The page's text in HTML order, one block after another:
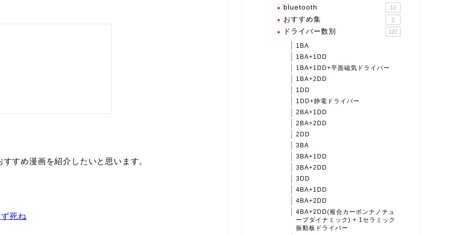
すすめ漫画を紹介したいと思います。
死ね
bluetooth 13
おすすめ集 1
ドライバー数別 127
1BA
1BA+1DD
1BA+1DD+平面磁気ドライバー
1BA+2DD
1DD
1DD+静電ドライバー
2BA+1DD
2BA+2DD
2DD
3BA
3BA+1DD
3BA+2DD
3DD
4BA+1DD
4BA+2DD
4BA+2DD(複合カーボンナノチュ
ーブダイナミック) + 1セラミック
振動板ドライバー